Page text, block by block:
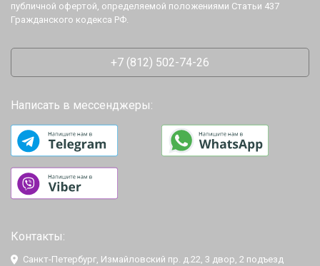
публичной офертой, определяемой положениями Статьи 437
Гражданского кодекса РФ.
+7 (812) 502-74-26
Написать в мессенджеры:
Контакты:
Санкт-Петербург, Измайловский пр. д.22, 3 двор, 2 подъезд